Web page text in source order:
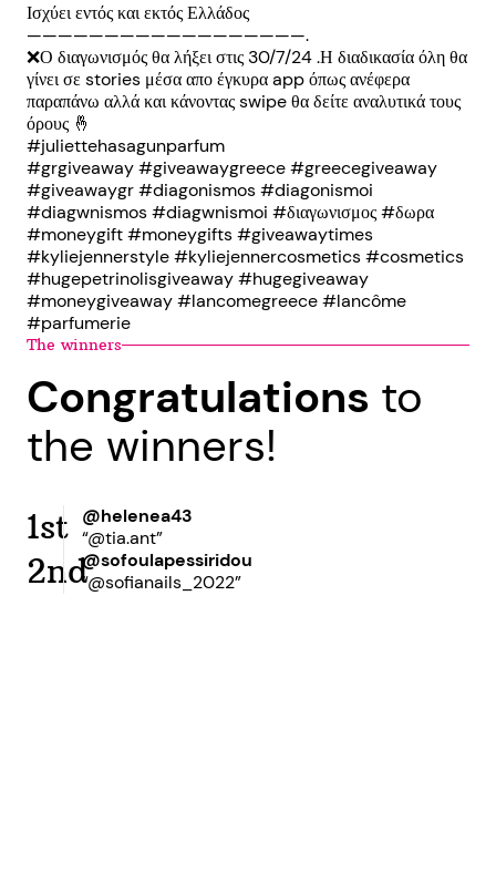
Ισχύει εντός και εκτός Ελλάδος
——————————————————.
❌Ο διαγωνισμός θα λήξει στις 30/7/24 .Η διαδικασία όλη θα
γίνει σε stories μέσα απο έγκυρα app όπως ανέφερα
παραπάνω αλλά και κάνοντας swipe θα δείτε αναλυτικά τους
όρους 🤞
#juliettehasagunparfum
#grgiveaway #giveawaygreece #greecegiveaway
#giveawaygr #diagonismos #diagonismoi
#diagwnismos #diagwnismoi #διαγωνισμος #δωρα
#moneygift #moneygifts #giveawaytimes
#kyliejennerstyle #kyliejennercosmetics #cosmetics
#hugepetrinolisgiveaway #hugegiveaway
#moneygiveaway #lancomegreece #lancôme
#parfumerie
The winners
Congratulations to
the winners!
1st
@helenea43
“@tia.ant”
2nd@sofoulapessiridou
“@sofianails_2022”